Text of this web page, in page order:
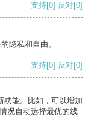
支持[0] 反对[0]
隐私和自由。
支持[0] 反对[0]
功能。比如，可以增加
况自动选择最优的线